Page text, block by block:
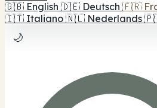
🇬🇧 English 🇩🇪 Deutsch 🇫🇷
🇮🇹 Italiano 🇳🇱 Nederlands
🌙